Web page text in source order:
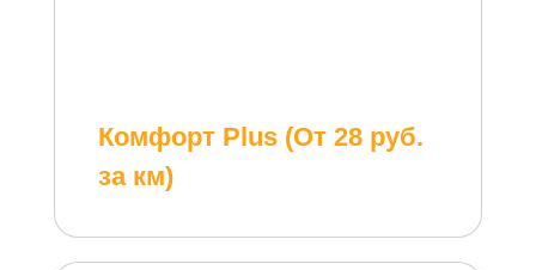
Комфорт Plus (От 28 руб.
за км)